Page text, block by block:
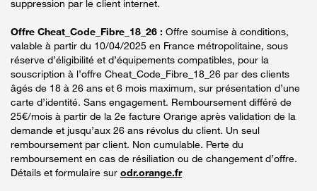
suppression par le client internet.
Offre Cheat_Code_Fibre_18_26 : Offre soumise à conditions,
valable à partir du 10/04/2025 en France métropolitaine, sous
réserve d’éligibilité et d’équipements compatibles, pour la
souscription à l’offre Cheat_Code_Fibre_18_26 par des clients
âgés de 18 à 26 ans et 6 mois maximum, sur présentation d’une
carte d’identité. Sans engagement. Remboursement différé de
25€/mois à partir de la 2e facture Orange après validation de la
demande et jusqu’aux 26 ans révolus du client. Un seul
remboursement par client. Non cumulable. Perte du
remboursement en cas de résiliation ou de changement d’offre.
Détails et formulaire sur odr.orange.fr